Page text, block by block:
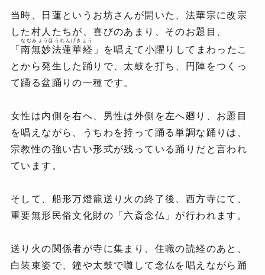
当時、日蓮というお坊さんが開いた、法華宗に改宗
した村人たちが、喜びのあまり、そのお題目、
「南無妙法蓮華経
なむみょうほうれんげきょう
」を唱えて小躍りしてまわったこ
とから発生した踊りで、太鼓を打ち、円陣をつくっ
て踊る盆踊りの一種です。
女性は内側を右へ、男性は外側を左へ廻り、お題目
を唱えながら、うちわを持って踊る単調な踊りは、
宗教性の強い古い形式が残っている踊りだと言われ
ています。
そして、船形万燈籠送り火の終了後、西方寺にて、
重要無形民俗文化財の「六斎念仏」が行われます。
送り火の関係者が寺に集まり、住職の読経のあと、
白装束姿で、鐘や太鼓で囃して念仏を唱えながら踊